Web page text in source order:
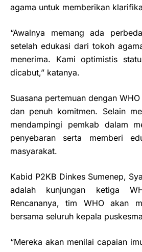
agama untuk memberikan
“Awalnya memang ada
setelah edukasi dari tokoh
menerima. Kami optimistis
dicabut,” katanya.
Suasana pertemuan dengan
dan penuh komitmen. Selain
mendampingi pemkab dalam
penyebaran serta memberi
masyarakat.
Kabid P2KB Dinkes Sumenep,
adalah kunjungan ketiga
Rencananya, tim WHO akan
bersama seluruh kepala
“Mereka akan menilai capaian